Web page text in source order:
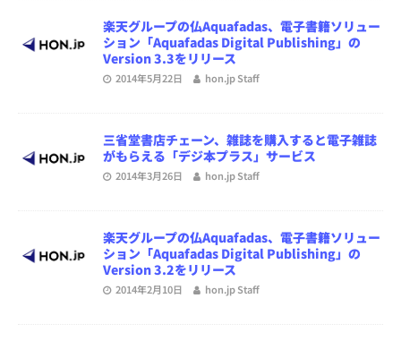
楽天グループの仏Aquafadas、電子書籍ソリュー
ション「Aquafadas Digital Publishing」の
Version 3.3をリリース
2014年5月22日 hon.jp Staff
三省堂書店チェーン、雑誌を購入すると電子雑誌
がもらえる「デジ本プラス」サービス
2014年3月26日 hon.jp Staff
楽天グループの仏Aquafadas、電子書籍ソリュー
ション「Aquafadas Digital Publishing」の
Version 3.2をリリース
2014年2月10日 hon.jp Staff